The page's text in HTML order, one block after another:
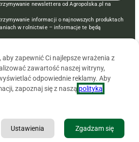
newslettera od Agropolska.pl na
informacji o najnowszych produktach
w rolnictwie – informacje te będą
Promocji Rolnictwa i Agrobiznesu APRA
aby zapewnić Ci najlepsze wrażenia z
zawartość naszej witryny,
odpowiednie reklamy. Aby
zapoznaj się z naszą polityką
Zgadzam się
Ustawienia